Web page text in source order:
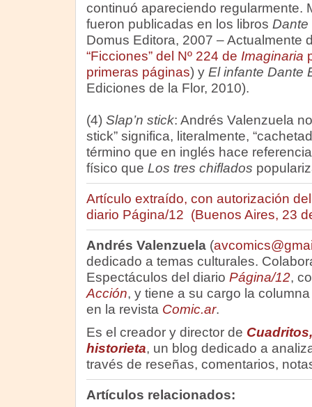
continuó apareciendo regularmente.
fueron publicadas en los libros Dante
Domus Editora, 2007 – Actualmente
“Ficciones” del Nº 224 de Imaginaria
primeras páginas) y El infante Dante
Ediciones de la Flor, 2010).
(4) Slap’n stick: Andrés Valenzuela
stick” significa, literalmente,
término que en inglés hace
físico que Los tres chiflados
Artículo extraído, con autorización
diario Página/12 (Buenos Aires, 23
Andrés Valenzuela(
dedicado a temas culturales.
Espectáculos del diario Página/12,
Acción, y tiene a su cargo la columna
en la revista Comic.ar.
Es el creador y director de
historieta, un blog dedicado a
través de reseñas, comentarios,
Artículos relacionados: